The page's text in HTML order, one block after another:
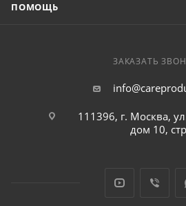
ПОМОЩЬ
ЗАКАЗАТЬ
111396, г. Москва,
дом 10,